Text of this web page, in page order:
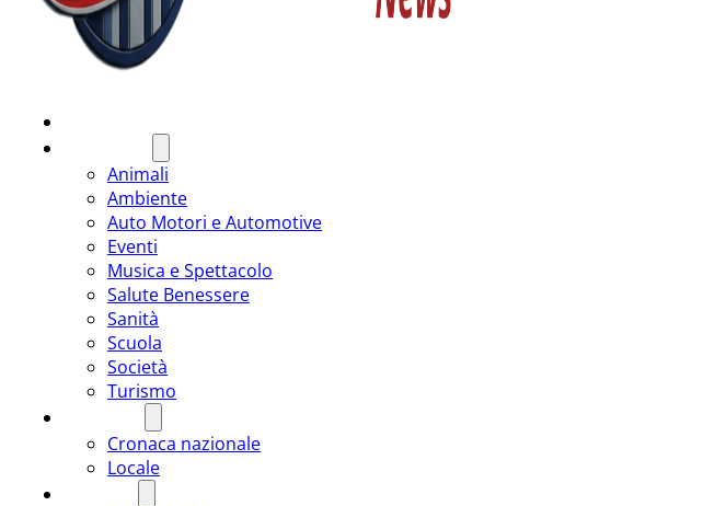
Animali
Ambiente
Auto Motori e Automotive
Eventi
Musica e Spettacolo
Salute Benessere
Sanità
Scuola
Società
Turismo
Cronaca nazionale
Locale